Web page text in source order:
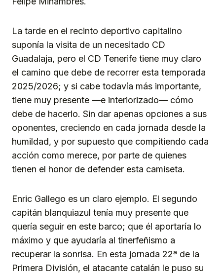
La tarde en el recinto deportivo capitalino
suponía la visita de un necesitado CD
Guadalaja, pero el CD Tenerife tiene muy claro
el camino que debe de recorrer esta temporada
2025/2026; y si cabe todavía más importante,
tiene muy presente —e interiorizado— cómo
debe de hacerlo. Sin dar apenas opciones a sus
oponentes, creciendo en cada jornada desde la
humildad, y por supuesto que compitiendo cada
acción como merece, por parte de quienes
tienen el honor de defender esta camiseta.
Enric Gallego es un claro ejemplo. El segundo
capitán blanquiazul tenía muy presente que
quería seguir en este barco; que él aportaría lo
máximo y que ayudaría al tinerfeñismo a
recuperar la sonrisa. En esta jornada 22ª de la
Primera División, el atacante catalán le puso su